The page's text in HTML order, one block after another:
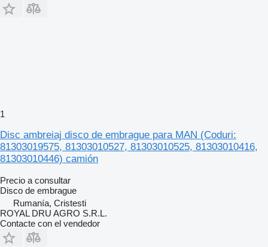
1
Disc ambreiaj disco de embrague para MAN (Coduri:
81303019575, 81303010527, 81303010525, 81303010416,
81303010446) camión
Precio a consultar
Disco de embrague
Rumanía, Cristesti
ROYAL DRU AGRO S.R.L.
Contacte con el vendedor